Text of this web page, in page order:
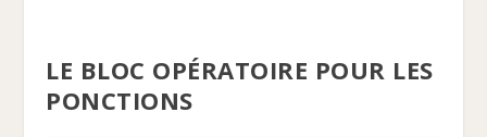
LE BLOC OPÉRATOIRE POUR LES
PONCTIONS